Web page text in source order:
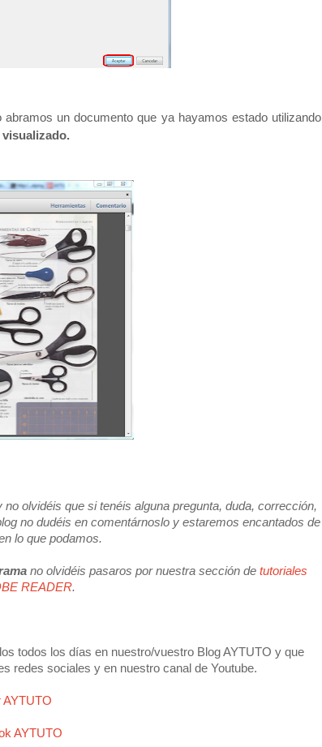
un documento que ya hayamos estado utilizando
olvidéis que si tenéis alguna pregunta, duda, corrección,
no dudéis en comentárnoslo y estaremos encantados de
lo que podamos.
no olvidéis pasaros por nuestra sección de tutoriales
READER.
todos los días en nuestro/vuestro Blog AYTUTO y que
redes sociales y en nuestro canal de Youtube.
AYTUTO
AYTUTO